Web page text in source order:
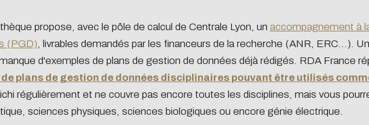
propose, avec le pôle de calcul de Centrale Lyon, un accompagnement à
(PGD) , livrables demandés par les financeurs de la recherche (ANR, ERC...).
d'exemples de plans de gestion de données déjà rédigés. RDA France
plans de gestion de données disciplinaires pouvant être utilisés
régulièrement et ne couvre pas encore toutes les disciplines, mais vous
sciences physiques, sciences biologiques ou encore génie électrique.